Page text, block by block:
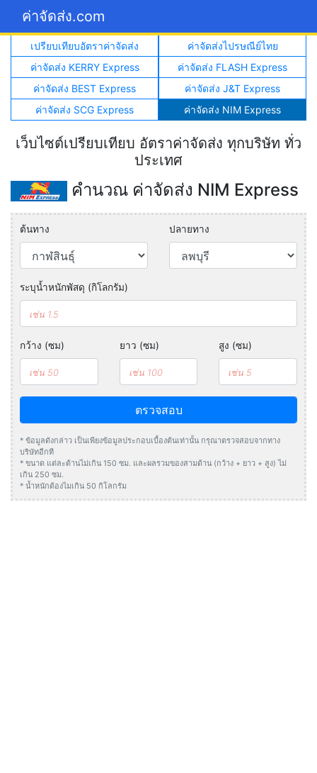
ค่าจัดส่ง.com
เปรียบเทียบอัตราค่าจัดส่ง
ค่าจัดส่งไปรษณีย์ไทย
ค่าจัดส่ง KERRY Express
ค่าจัดส่ง FLASH Express
ค่าจัดส่ง BEST Express
ค่าจัดส่ง J&T Express
ค่าจัดส่ง SCG Express
ค่าจัดส่ง NIM Express
เว็บไซต์เปรียบเทียบ อัตราค่าจัดส่ง ทุกบริษัท ทั่ว
ประเทศ
คำนวณ ค่าจัดส่ง NIM Express
ต้นทาง ปลายทาง
ระบุน้ำหนักพัสดุ (กิโลกรัม)
กว้าง (ซม) ยาว (ซม) สูง (ซม)
ตรวจสอบ
* ข้อมูลดังกล่าว เป็นเพียงข้อมูลประกอบเบื้องต้นเท่านั้น กรุณาตรวจสอบจากทาง
บริษัทอีกที
* ขนาด แต่ละด้านไม่เกิน 150 ซม. และผลรวมของสามด้าน (กว้าง + ยาว + สูง) ไม่
เกิน 250 ซม.
* น้ำหนักต้องไมเกิน 50 กิโลกรัม